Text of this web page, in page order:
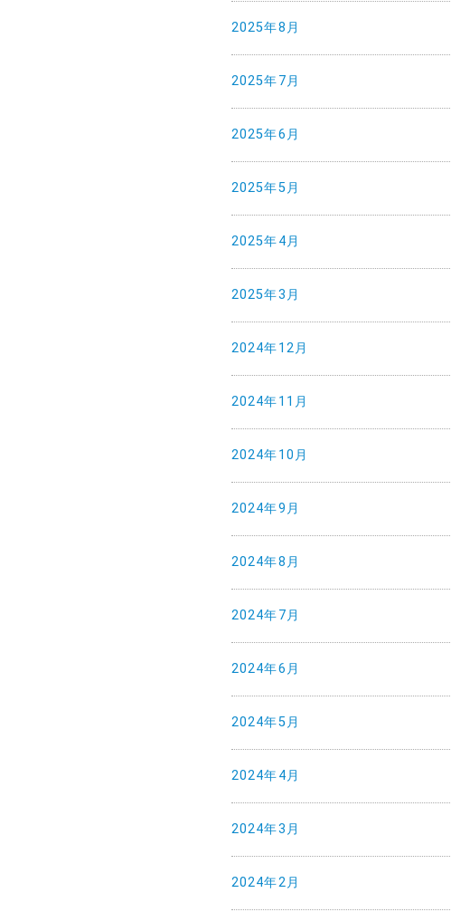
2025年8月
2025年7月
2025年6月
2025年5月
2025年4月
2025年3月
2024年12月
2024年11月
2024年10月
2024年9月
2024年8月
2024年7月
2024年6月
2024年5月
2024年4月
2024年3月
2024年2月